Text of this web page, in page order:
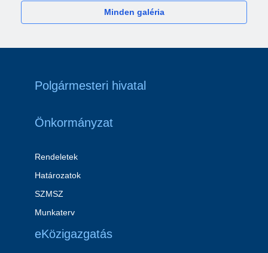
Minden galéria
Polgármesteri hivatal
Önkormányzat
Rendeletek
Határozatok
SZMSZ
Munkaterv
eKözigazgatás